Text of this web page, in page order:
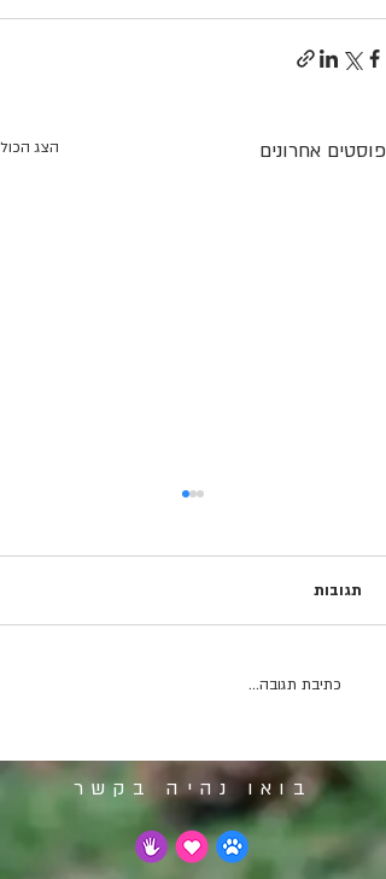
פוסטים אחרונים הצג הכול
מישהו לחיות לצידו בבית
תגובות
כתיבת תגובה...
בואו נהיה בקשר